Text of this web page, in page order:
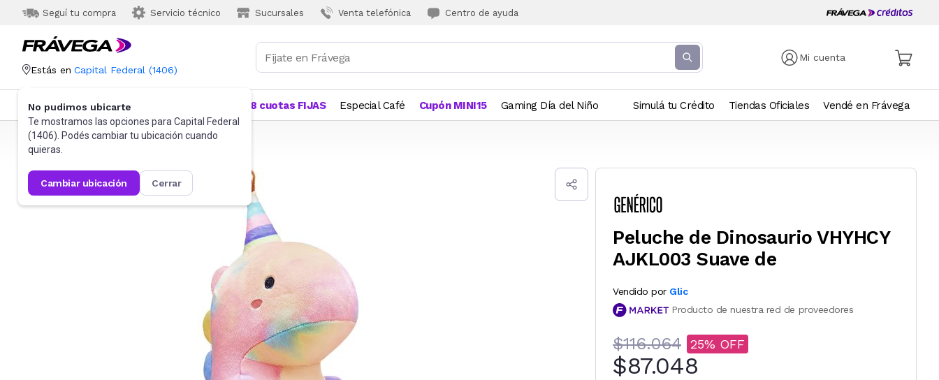
Seguí tu compra Servicio técnico Sucursales Venta telefónica Centro de ayuda
Mi cuenta
Estás en Capital Federal (1406)
No pudimos ubicarte
Te mostramos las opciones para Capital Federal
(1406). Podés cambiar tu ubicación cuando
quieras.
cambiar ubicación cerrar
Categorías Más Vendidos 18 cuotas FIJAS Especial Café Cupón MINI15 Gaming Día del Niño Simulá tu Crédito Tiendas Oficiales Vendé en Frávega
Frávega Juguetes y Juegos Peluches y Muñecos
Peluche de Dinosaurio VHYHCY
AJKL003 Suave de
Vendido por Glic
Producto de nuestra red de proveedores
$116.064 25
$87.048